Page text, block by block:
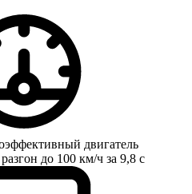
двигатель
до 100 км/ч за 9,8 с